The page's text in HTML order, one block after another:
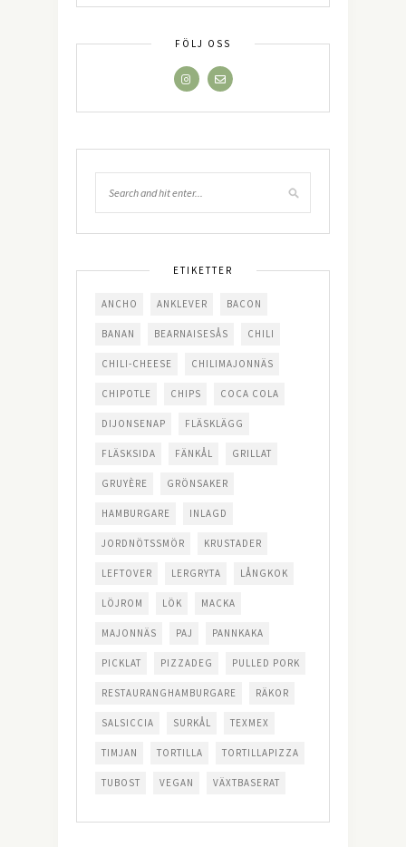
FÖLJ OSS
ETIKETTER
ANCHO ANKLEVER BACON
BANAN BEARNAISESÅS CHILI
CHILI-CHEESE CHILIMAJONNÄS
CHIPOTLE CHIPS COCA COLA
DIJONSENAP FLÄSKLÄGG
FLÄSKSIDA FÄNKÅL GRILLAT
GRUYÈRE GRÖNSAKER
HAMBURGARE INLAGD
JORDNÖTSSMÖR KRUSTADER
LEFTOVER LERGRYTA LÅNGKOK
LÖJROM LÖK MACKA
MAJONNÄS PAJ PANNKAKA
PICKLAT PIZZADEG PULLED PORK
RESTAURANGHAMBURGARE RÄKOR
SALSICCIA SURKÅL TEXMEX
TIMJAN TORTILLA TORTILLAPIZZA
TUBOST VEGAN VÄXTBASERAT